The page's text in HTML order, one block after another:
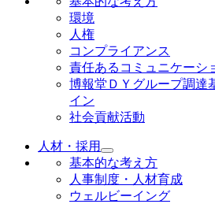
環境
人権
コンプライアンス
責任あるコミュニケーシ
博報堂ＤＹグループ調達
イン
社会貢献活動
人材・採用
基本的な考え方
人事制度・人材育成
ウェルビーイング